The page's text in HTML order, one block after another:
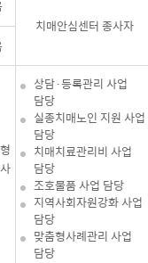
치매안심센터 종사자
상담·등록관리 사업
담당
실종치매노인 지원 사업
담당
치매치료관리비 사업
담당
조호물품 사업 담당
지역사회자원강화 사업
담당
맞춤형사례관리 사업
담당